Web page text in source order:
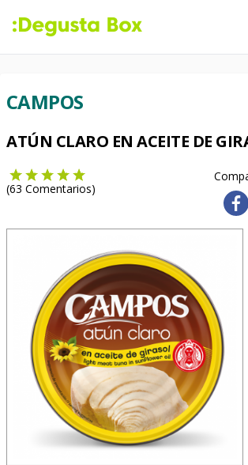
CAMPOS
ATÚN CLARO EN ACEITE DE
(63 Comentarios)